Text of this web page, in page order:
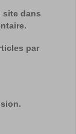
site dans
par